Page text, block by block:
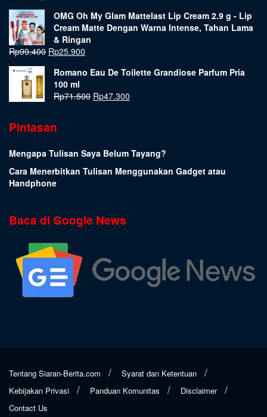
OMG Oh My Glam Mattelast Lip Cream 2.9 g - Lip
Cream Matte Dengan Warna Intense, Tahan Lama
& Ringan
Rp99.400 Rp25.900
Romano Eau De Toilette Grandiose Parfum Pria
100 ml
Rp71.500 Rp47.300
Pintasan
Mengapa Tulisan Saya Belum Tayang?
Cara Menerbitkan Tulisan Menggunakan Gadget atau
Handphone
Baca di Google News
Tentang Siaran-Berita.com
Syarat dan Ketentuan
Kebijakan Privasi
Panduan Komunitas
Disclaimer
Contact Us